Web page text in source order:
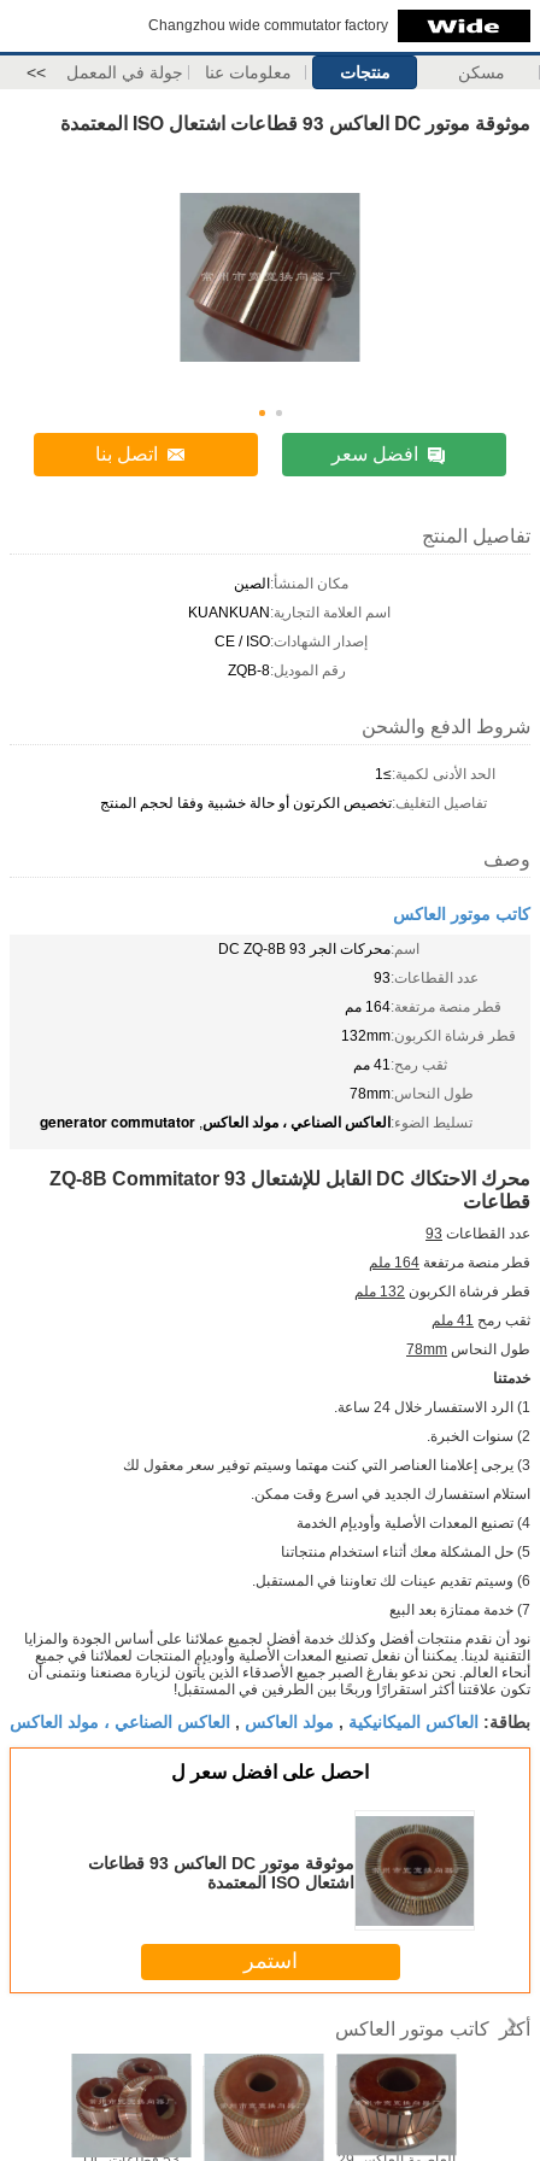
Changzhou wide commutator factory
مسكن منتجات معلومات عنا جولة في المعمل >>
موثوقة موتور DC العاكس 93 قطاعات اشتعال ISO المعتمدة
افضل سعر اتصل بنا
تفاصيل المنتج
مكان المنشأ:الصين
اسم العلامة التجارية:KUANKUAN
إصدار الشهادات:CE / ISO
رقم الموديل:ZQB-8
شروط الدفع والشحن
الحد الأدنى لكمية:≥1
تفاصيل التغليف:تخصيص الكرتون أو حالة خشبية وفقا لحجم المنتج
وصف
كاتب موتور العاكس
اسم:محركات الجر DC ZQ-8B 93
عدد القطاعات:93
قطر منصة مرتفعة:164 مم
قطر فرشاة الكربون:132mm
ثقب رمح:41 مم
طول النحاس:78mm
تسليط الضوء:العاكس الصناعي ، مولد العاكس,
generator commutator
محرك الاحتكاك DC القابل للإشتعال ZQ-8B Commitator 93
قطاعات
عدد القطاعات 93
قطر منصة مرتفعة 164 ملم
قطر فرشاة الكربون 132 ملم
ثقب رمح 41 ملم
طول النحاس 78mm
خدمتنا
1) الرد الاستفسار خلال 24 ساعة.
2) سنوات الخبرة.
3) يرجى إعلامنا العناصر التي كنت مهتما وسيتم توفير سعر معقول لك
استلام استفسارك الجديد في اسرع وقت ممكن.
4) تصنيع المعدات الأصلية وأوديإم الخدمة
5) حل المشكلة معك أثناء استخدام منتجاتنا
6) وسيتم تقديم عينات لك تعاوننا في المستقبل.
7) خدمة ممتازة بعد البيع
نود أن نقدم منتجات أفضل وكذلك خدمة أفضل لجميع عملائنا على أساس الجودة والمزايا
التقنية لدينا. يمكننا أن نفعل تصنيع المعدات الأصلية وأوديإم المنتجات لعملائنا في جميع
أنحاء العالم. نحن ندعو بفارغ الصبر جميع الأصدقاء الذين يأتون لزيارة مصنعنا ونتمنى أن
تكون علاقتنا أكثر استقرارًا وربحًا بين الطرفين في المستقبل!
بطاقة: العاكس الميكانيكية , مولد العاكس , العاكس الصناعي ، مولد العاكس
احصل على افضل سعر ل
موثوقة موتور DC العاكس 93 قطاعات
اشتعال ISO المعتمدة
استمر
أكثر كاتب موتور العاكس